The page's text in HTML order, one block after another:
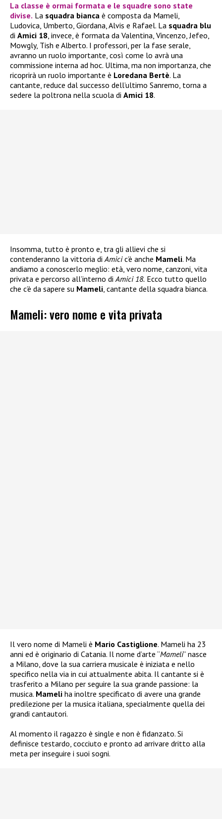
La classe è ormai formata e le squadre sono state
divise. La squadra bianca è composta da Mameli,
Ludovica, Umberto, Giordana, Alvis e Rafael. La squadra blu
di Amici 18, invece, è formata da Valentina, Vincenzo, Jefeo,
Mowgly, Tish e Alberto. I professori, per la fase serale,
avranno un ruolo importante, così come lo avrà una
commissione interna ad hoc. Ultima, ma non importanza, che
ricoprirà un ruolo importante è Loredana Bertè. La
cantante, reduce dal successo dell’ultimo Sanremo, torna a
sedere la poltrona nella scuola di Amici 18.
Insomma, tutto è pronto e, tra gli allievi che si
contenderanno la vittoria diAmicic’è anche Mameli. Ma
andiamo a conoscerlo meglio: età, vero nome, canzoni, vita
privata e percorso all’interno diAmici 18. Ecco tutto quello
che c’è da sapere su Mameli, cantante della squadra bianca.
Mameli: vero nome e vita privata
Il vero nome di Mameli è Mario Castiglione. Mameli ha 23
anni ed è originario di Catania. Il nome d’arte “Mameli” nasce
a Milano, dove la sua carriera musicale è iniziata e nello
specifico nella via in cui attualmente abita. Il cantante si è
trasferito a Milano per seguire la sua grande passione: la
musica. Mameli ha inoltre specificato di avere una grande
predilezione per la musica italiana, specialmente quella dei
grandi cantautori.
Al momento il ragazzo è single e non è fidanzato. Si
definisce testardo, cocciuto e pronto ad arrivare dritto alla
meta per inseguire i suoi sogni.